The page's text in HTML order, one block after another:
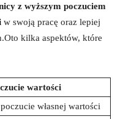
z wyższym poczuciem
w swoją pracę oraz lepiej
kilka aspektów, które
wartości
własnej wartości